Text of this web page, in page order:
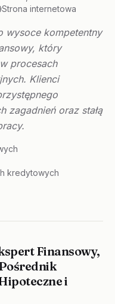
Strona internetowa
wysoce kompetentny
który
procesach
Klienci
zagadnień oraz stałą
kredytowych
Finansowy,
i